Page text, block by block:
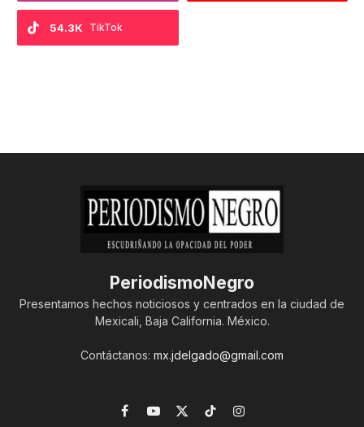
TikTok
54.3K
PeriodismoNegro
Presentamos hechos noticiosos y centrados en la ciudad de
Mexicali, Baja California. México.
Contáctanos: mx.jdelgado@gmail.com
Facebook
YouTube
X TikTokInstagram